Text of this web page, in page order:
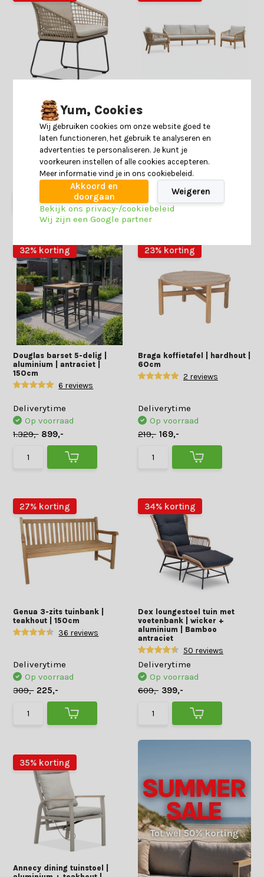
Tulum dining tuinstoel | touw
+ RVS | Sahara Dust
12 reviews
Deliverytime
Op voorraad
159,-
loungeset 5 personen | touw
+ hardhout | zand | 3-delig
Deliverytime
Op voorraad
1.659,- 1.099,-
32% korting
Douglas barset 5-delig |
aluminium | antraciet |
150cm
6 reviews
Deliverytime
Op voorraad
1.329,- 899,-
23% korting
Braga koffietafel | hardhout |
60cm
2 reviews
Deliverytime
Op voorraad
219,- 169,-
27% korting
Genua 3-zits tuinbank |
teakhout | 150cm
36 reviews
Deliverytime
Op voorraad
309,- 225,-
34% korting
Dex loungestoel tuin met
voetenbank | wicker +
aluminium | Bamboo
antraciet
50 reviews
Deliverytime
Op voorraad
609,- 399,-
35% korting
Annecy dining tuinstoel |
Yum, Cookies
Wij gebruiken cookies om onze website goed te
laten functioneren, het gebruik te analyseren en
advertenties te personaliseren. Je kunt je
voorkeuren instellen of alle cookies accepteren.
Meer informatie vind je in ons cookiebeleid.
Akkoord en
doorgaan
Weigeren
Bekijk ons privacy-/cookiebeleid
Wij zijn een Google partner